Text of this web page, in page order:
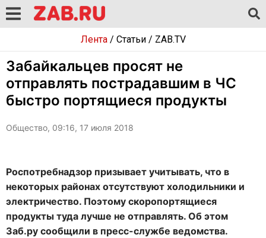
Лента/ Статьи/ ZAB.TV
Забайкальцев просят не
отправлять пострадавшим в ЧС
быстро портящиеся продукты
Общество, 09:16, 17 июля 2018
Роспотребнадзор призывает учитывать, что в
некоторых районах отсутствуют холодильники и
электричество. Поэтому скоропортящиеся
продукты туда лучше не отправлять. Об этом
Заб.ру сообщили в пресс-службе ведомства.